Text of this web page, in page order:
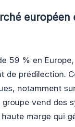
59 % en
de prédilection.
notamment
vend des
marge qui